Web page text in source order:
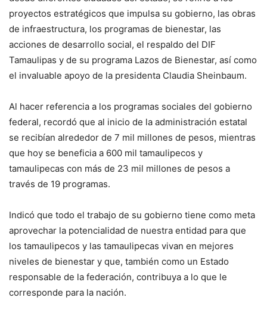
proyectos estratégicos que impulsa su gobierno, las obras
de infraestructura, los programas de bienestar, las
acciones de desarrollo social, el respaldo del DIF
Tamaulipas y de su programa Lazos de Bienestar, así como
el invaluable apoyo de la presidenta Claudia Sheinbaum.
Al hacer referencia a los programas sociales del gobierno
federal, recordó que al inicio de la administración estatal
se recibían alrededor de 7 mil millones de pesos, mientras
que hoy se beneficia a 600 mil tamaulipecos y
tamaulipecas con más de 23 mil millones de pesos a
través de 19 programas.
Indicó que todo el trabajo de su gobierno tiene como meta
aprovechar la potencialidad de nuestra entidad para que
los tamaulipecos y las tamaulipecas vivan en mejores
niveles de bienestar y que, también como un Estado
responsable de la federación, contribuya a lo que le
corresponde para la nación.